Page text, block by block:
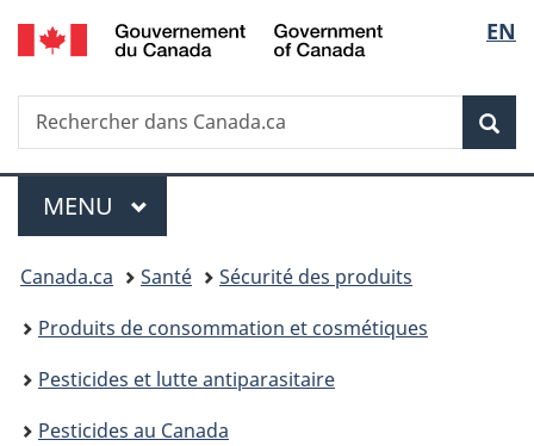
Passer
au
principal
Passer
à
Au
du
Passer
à
version
simplifiée
de
la
EN
Recherche
Rechercher
dans
Menu
MENU PRINCIPAL
Vous
êtes
ici :
Canada.ca Santé
Sécurité des produits
Produits de consommation et cosmétiques
Pesticides et lutte antiparasitaire
Pesticides au Canada